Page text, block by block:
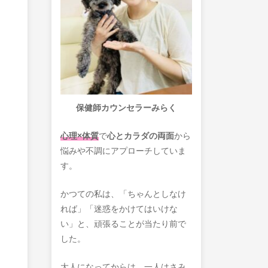
保健師カウンセラーみらく
心理×体質で心とカラダの両面から
悩みや不調にアプローチしていま
す。
かつての私は、「ちゃんとしなけ
れば」「迷惑をかけてはいけな
い」と、頑張ることが当たり前で
した。